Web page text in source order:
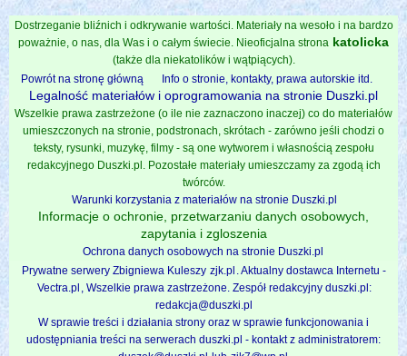
Dostrzeganie bliźnich i odkrywanie wartości. Materiały na wesoło i na bardzo
poważnie, o nas, dla Was i o całym świecie. Nieoficjalna strona katolicka
(także dla niekatolików i wątpiących).
Powrót na stronę główną
Info o stronie, kontakty, prawa autorskie itd.
Legalność materiałów i oprogramowania na stronie Duszki.pl
Wszelkie prawa zastrzeżone (o ile nie zaznaczono inaczej) co do materiałów
umieszczonych na stronie, podstronach, skrótach - zarówno jeśli chodzi o
teksty, rysunki, muzykę, filmy - są one wytworem i własnością zespołu
redakcyjnego Duszki.pl. Pozostałe materiały umieszczamy za zgodą ich
twórców.
Warunki korzystania z materiałów na stronie Duszki.pl
Informacje o ochronie, przetwarzaniu danych osobowych,
zapytania i zgloszenia
Ochrona danych osobowych na stronie Duszki.pl
Prywatne serwery Zbigniewa Kuleszy zjk.pl . Aktualny dostawca Internetu -
Vectra.pl , Wszelkie prawa zastrzeżone. Zespół redakcyjny duszki.pl:
redakcja@duszki.pl
W sprawie treści i działania strony oraz w sprawie funkcjonowania i
udostępniania treści na serwerach duszki.pl - kontakt z administratorem: